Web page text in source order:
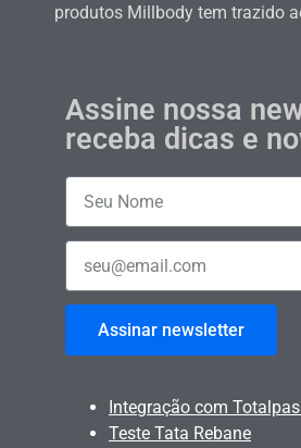
produtos Millbody tem trazido
Assine nossa
receba dicas e
Assinar newsletter
Integração com
Teste Tata Rebane